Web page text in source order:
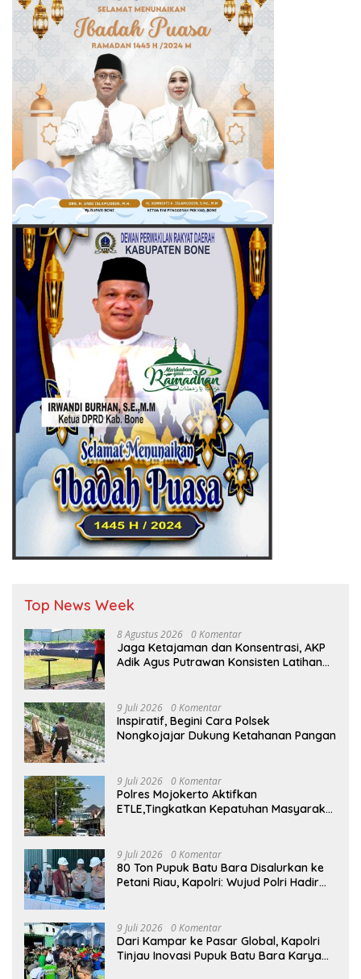
Top News Week
8 Agustus 2026 0 Komentar
Jaga Ketajaman dan Konsentrasi, AKP
Adik Agus Putrawan Konsisten Latihan
9 Juli 2026 0 Komentar
Inspiratif, Begini Cara Polsek
Nongkojajar Dukung Ketahanan Pangan
9 Juli 2026 0 Komentar
Polres Mojokerto Aktifkan
ETLE,Tingkatkan Kepatuhan Masyarakat
9 Juli 2026 0 Komentar
80 Ton Pupuk Batu Bara Disalurkan ke
Petani Riau, Kapolri: Wujud Polri Hadir
9 Juli 2026 0 Komentar
Dari Kampar ke Pasar Global, Kapolri
Tinjau Inovasi Pupuk Batu Bara Karya